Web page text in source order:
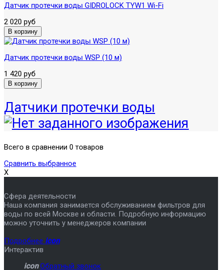
Датчик протечки воды GIDROLOCK TYW1 Wi-Fi
2 020 руб
Датчик протечки воды WSP (10 м)
1 420 руб
Датчики протечки воды
Всего в сравнении 0 товаров
Сравнить выбранное
X
Сфера деятельности
Наша компания занимается обслуживанием фильтров для
воды по всей Москве и области. Подробную информацию
можно уточнить у менеджеров компании
Подробнее icon
Интерактив
icon Обратный звонок